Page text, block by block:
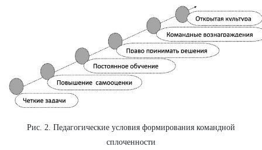
Рис. 2. Педагогические условия формирования командной
сплоченности